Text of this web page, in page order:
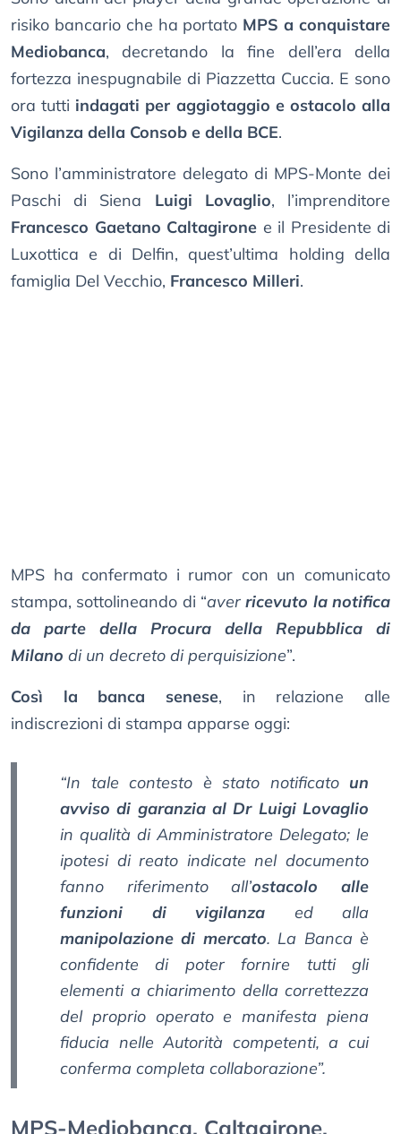
risiko bancario che ha portato MPS a conquistare
Mediobanca, decretando la fine dell’era della
fortezza inespugnabile di Piazzetta Cuccia. E sono
ora tutti indagati per aggiotaggio e ostacolo alla
Vigilanza della Consob e della BCE.
Sono l’amministratore delegato di MPS-Monte dei
Paschi di Siena Luigi Lovaglio, l’imprenditore
Francesco Gaetano Caltagirone e il Presidente di
Luxottica e di Delfin, quest’ultima holding della
famiglia Del Vecchio, Francesco Milleri.
MPS ha confermato i rumor con un comunicato
stampa, sottolineando di “averricevuto la notifica
da parte della Procura della Repubblica di
Milano di un decreto di perquisizione”.
Così la banca senese, in relazione alle
indiscrezioni di stampa apparse oggi:
“In tale contesto è stato notificato un
avviso di garanzia al Dr Luigi Lovaglio
in qualità di Amministratore Delegato; le
ipotesi di reato indicate nel documento
fanno riferimento all’ostacolo alle
funzioni di vigilanza ed alla
manipolazione di mercato. La Banca è
confidente di poter fornire tutti gli
elementi a chiarimento della correttezza
del proprio operato e manifesta piena
fiducia nelle Autorità competenti, a cui
conferma completa collaborazione”.
MPS-Mediobanca, Caltagirone,